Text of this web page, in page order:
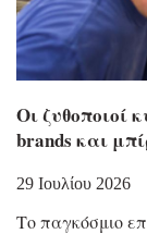
Οι ζυθοποιοί
brands και
29 Ιουλίου 2026
Το παγκόσμιο